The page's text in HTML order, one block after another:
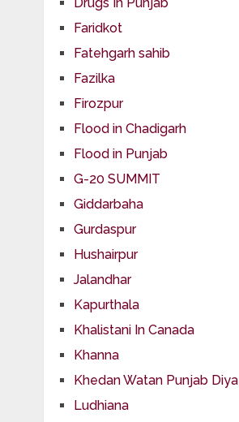
Faridkot
Fatehgarh sahib
Fazilka
Firozpur
Flood in Chadigarh
Flood in Punjab
G-20 SUMMIT
Giddarbaha
Gurdaspur
Hushairpur
Jalandhar
Kapurthala
Khalistani In Canada
Khanna
Khedan Watan Punjab Diya
Ludhiana